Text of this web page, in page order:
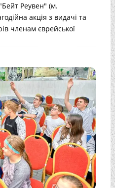
Реувен" (м.
акція з видачі та
членам єврейської